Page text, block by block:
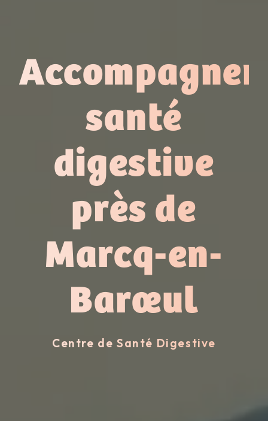
santé
digestive
près de
Marcq-en-
Barœul
Centre de Santé Digestive